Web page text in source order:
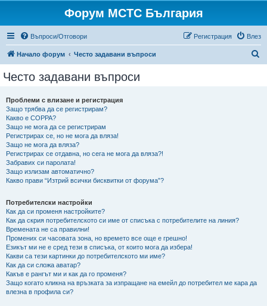
Форум МСТС България
Въпроси/Отговори Влез
Регистрация
Начало форум Често задавани въпроси
Често задавани въпроси
Проблеми с влизане и регистрация
Защо трябва да се регистрирам?
Какво е COPPA?
Защо не мога да се регистрирам
Регистрирах се, но не мога да вляза!
Защо не мога да вляза?
Регистрирах се отдавна, но сега не мога да вляза?!
Забравих си паролата!
Защо излизам автоматично?
Какво прави “Изтрий всички бисквитки от форума”?
Потребителски настройки
Как да си променя настройките?
Как да скрия потребителското си име от списъка с потребителите на линия?
Времената не са правилни!
Промених си часовата зона, но времето все още е грешно!
Езикът ми не е сред тези в списъка, от които мога да избера!
Какви са тези картинки до потребителското ми име?
Как да си сложа аватар?
Какъв е рангът ми и как да го променя?
Защо когато кликна на връзката за изпращане на емейл до потребител ме кара да
влезна в профила си?